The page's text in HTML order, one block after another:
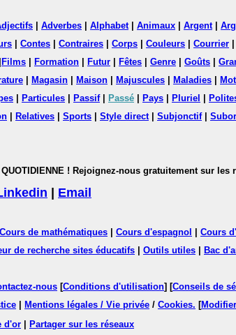
Adverbes Alphabet| Animaux Argent|
Contes Contraires Corps Couleurs Courrier
Films Formation Futur Fêtes Genre Goûts
Magasin Maison Majuscules Maladies
Particules Passif| Passé Pays Pluriel
Relatives Sports Style direct| Subjonctif|
! Rejoignez-nous gratuitement sur les
Email
Cours de mathématiques Cours d'espagnol Cours
de recherche sites éducatifs Outils utiles Bac
nous [Conditions d'utilisation] [Conseils de
Mentions légales / Vie privée / Cookies. [
d'or Partager sur les réseaux